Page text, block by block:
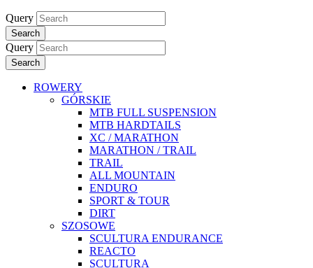
Query
Search
Query
Search
ROWERY
GÓRSKIE
MTB FULL SUSPENSION
MTB HARDTAILS
XC / MARATHON
MARATHON / TRAIL
TRAIL
ALL MOUNTAIN
ENDURO
SPORT & TOUR
DIRT
SZOSOWE
SCULTURA ENDURANCE
REACTO
SCULTURA